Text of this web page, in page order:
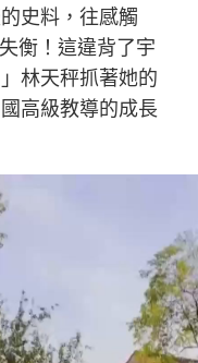
史料，往感觸
衡！這違背了宇
林天秤抓著她的
高級教導的成長